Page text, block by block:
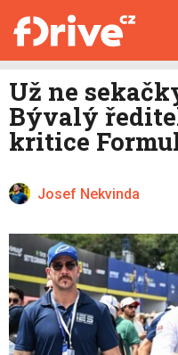
KATALOG
MAPA STANIC
DALŠÍ
HYBRIDY
E-MOTORSPORT
OSTATNÍ
Facebook
Už ne
Bývalý
kritice
Josef Nekvinda